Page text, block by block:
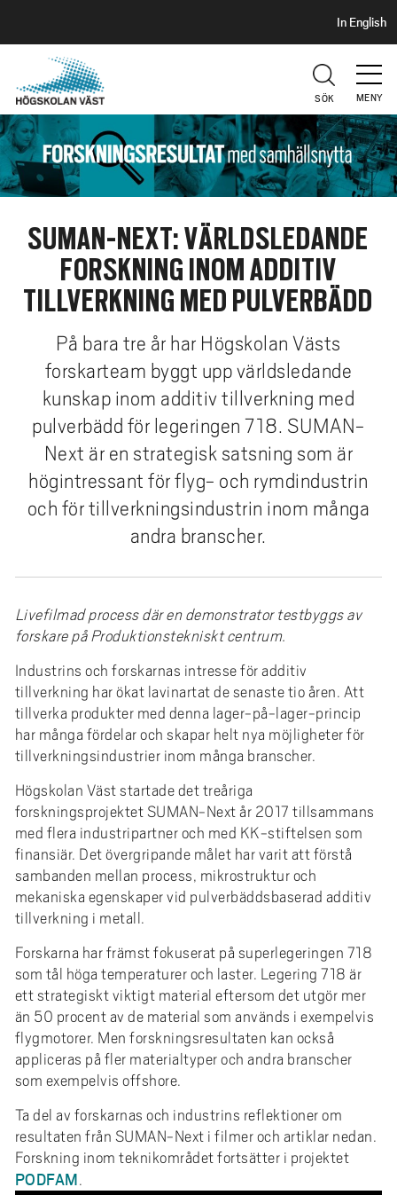
t
i
l
D
H
U
V
U
D
In English
MENY
SÖK
SUMAN-NEXT: VÄRLDSLEDANDE
FORSKNING INOM ADDITIV
TILLVERKNING MED PULVERBÄDD
På bara tre år har Högskolan Västs
forskarteam byggt upp världsledande
kunskap inom additiv tillverkning med
pulverbädd för legeringen 718. SUMAN-
Next är en strategisk satsning som är
högintressant för flyg- och rymdindustrin
och för tillverkningsindustrin inom många
andra branscher.
Livefilmad process där en demonstrator testbyggs av
forskare på Produktionstekniskt centrum.
Industrins och forskarnas intresse för additiv
tillverkning har ökat lavinartat de senaste tio åren. Att
tillverka produkter med denna lager-på-lager-princip
har många fördelar och skapar helt nya möjligheter för
tillverkningsindustrier inom många branscher.
Högskolan Väst startade det treåriga
forskningsprojektet SUMAN-Next år 2017 tillsammans
med flera industripartner och med KK-stiftelsen som
finansiär. Det övergripande målet har varit att förstå
sambanden mellan process, mikrostruktur och
mekaniska egenskaper vid pulverbäddsbaserad additiv
tillverkning i metall.
Forskarna har främst fokuserat på superlegeringen 718
som tål höga temperaturer och laster. Legering 718 är
ett strategiskt viktigt material eftersom det utgör mer
än 50 procent av de material som används i exempelvis
flygmotorer. Men forskningsresultaten kan också
appliceras på fler materialtyper och andra branscher
som exempelvis offshore.
Ta del av forskarnas och industrins reflektioner om
resultaten från SUMAN-Next i filmer och artiklar nedan.
Forskning inom teknikområdet fortsätter i projektet
PODFAM.